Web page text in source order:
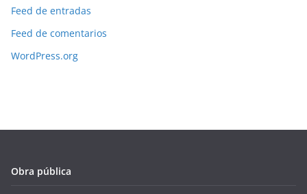
Feed de entradas
Feed de comentarios
WordPress.org
Obra pública